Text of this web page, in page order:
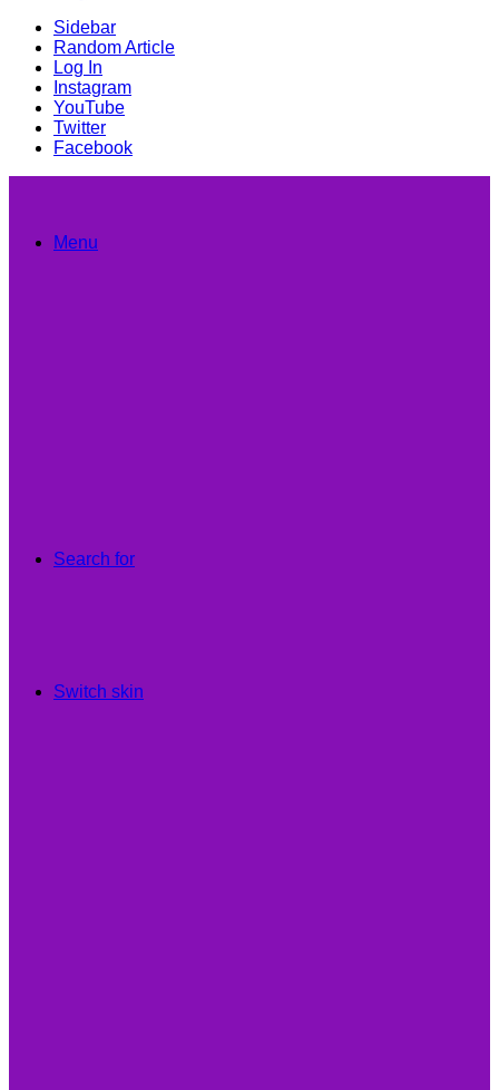
Sidebar
Random Article
Log In
Instagram
YouTube
Twitter
Facebook
Menu
Search for
Switch skin